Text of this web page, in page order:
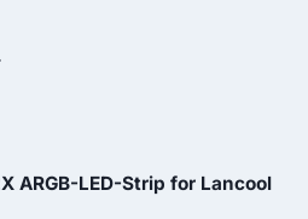
kr..
ARGB-LED-Strip for Lancool